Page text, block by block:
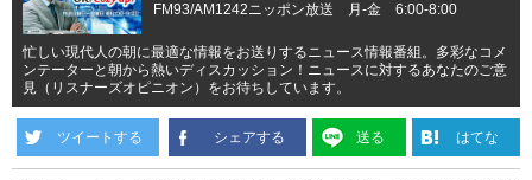
FM93/AM1242ニッポン放送 月-金 6:00-8:00
忙しい現代人の朝に最適な情報をお送りするニュース情報番組。多彩なコメ
ンテーターと朝から熱いディスカッション！ニュースに対するあなたのご意
見（リスナーズオピニオン）をお待ちしています。
ツイートする シェアする 送る はてな